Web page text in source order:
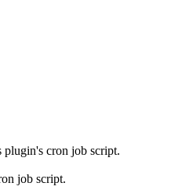
cron job script.
job script.